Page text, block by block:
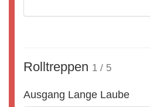
Rolltreppen 1 / 5
Ausgang Lange Laube